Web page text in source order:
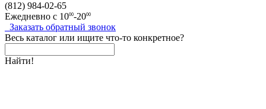
(812) 984-02-65
Ежедневно с 1000-2000
Заказать обратный звонок
Весь каталог или ищите что-то конкретное?
Найти!